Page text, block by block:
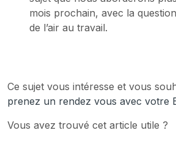
mois prochain, avec la
de l’air au travail.
Ce sujet vous intéresse et vous
prenez un rendez vous avec votre
Vous avez trouvé cet article utile ?